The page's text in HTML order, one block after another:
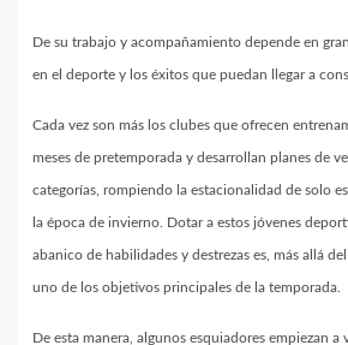
De su trabajo y acompañamiento depende en
en el deporte y los éxitos que puedan llegar a
Cada vez son más los clubes que ofrecen
meses de pretemporada y desarrollan planes de
categorías, rompiendo la estacionalidad de solo
la época de invierno. Dotar a estos jóvenes
abanico de habilidades y destrezas es, más allá
uno de los objetivos principales de la temporada.
De esta manera, algunos esquiadores empiezan a